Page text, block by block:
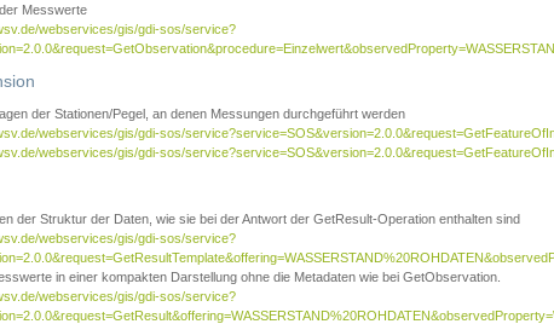
Messwerte
webservices/gis/gdi-sos/service?
der Stationen/Pegel, an denen Messungen durchgeführt werden
webservices/gis/gdi-sos/
webservices/gis/gdi-sos/
der Struktur der Daten, wie sie bei der Antwort der GetResult-Operation enthalten sind
webservices/gis/gdi-sos/service?
in einer kompakten Darstellung ohne die Metadaten wie bei GetObservation.
webservices/gis/gdi-sos/service?